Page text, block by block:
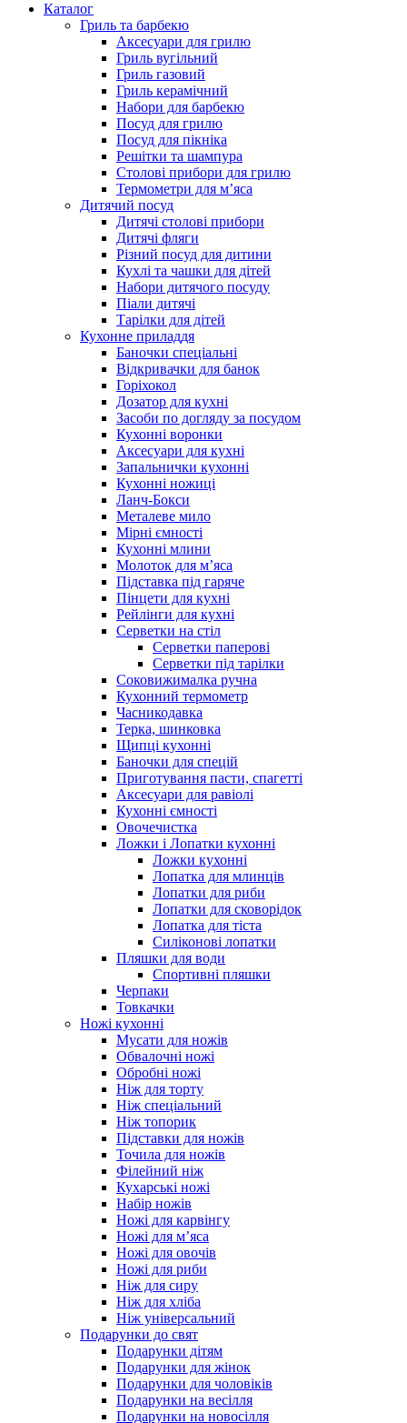
Каталог
Гриль та барбекю
Аксесуари для грилю
Гриль вугільний
Гриль газовий
Гриль керамічний
Набори для барбекю
Посуд для грилю
Посуд для пікніка
Решітки та шампура
Столові прибори для грилю
Термометри для м’яса
Дитячий посуд
Дитячі столові прибори
Дитячі фляги
Різний посуд для дитини
Кухлі та чашки для дітей
Набори дитячого посуду
Піали дитячі
Тарілки для дітей
Кухонне приладдя
Баночки спеціальні
Відкривачки для банок
Горіхокол
Дозатор для кухні
Засоби по догляду за посудом
Кухонні воронки
Аксесуари для кухні
Запальнички кухонні
Кухонні ножиці
Ланч-Бокси
Металеве мило
Мірні ємності
Кухонні млини
Молоток для м’яса
Підставка під гаряче
Пінцети для кухні
Рейлінги для кухні
Серветки на стіл
Серветки паперові
Серветки під тарілки
Соковижималка ручна
Кухонний термометр
Часникодавка
Терка, шинковка
Щипці кухонні
Баночки для спецій
Приготування пасти, спагетті
Аксесуари для равіолі
Кухонні ємності
Овочечистка
Ложки і Лопатки кухонні
Ложки кухонні
Лопатка для млинців
Лопатки для риби
Лопатки для сковорідок
Лопатка для тіста
Силіконові лопатки
Пляшки для води
Спортивні пляшки
Черпаки
Товкачки
Ножі кухонні
Мусати для ножів
Обвалочні ножі
Обробні ножі
Ніж для торту
Ніж спеціальний
Ніж топорик
Підставки для ножів
Точила для ножів
Філейний ніж
Кухарські ножі
Набір ножів
Ножі для карвінгу
Ножі для м’яса
Ножі для овочів
Ножі для риби
Ніж для сиру
Ніж для хліба
Ніж універсальний
Подарунки до свят
Подарунки дітям
Подарунки для жінок
Подарунки для чоловіків
Подарунки на весілля
Подарунки на новосілля